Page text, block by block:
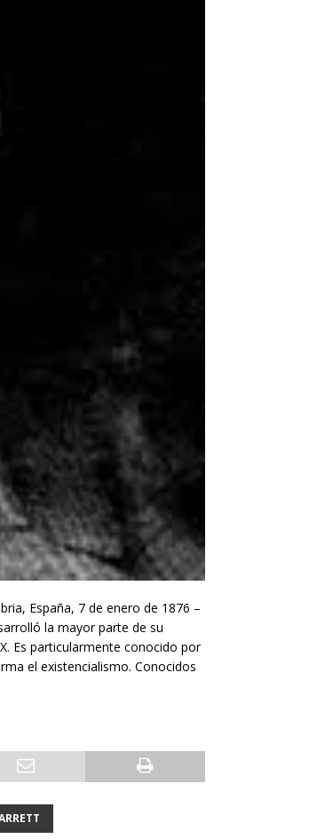
España, 7 de enero de 1876 –
la mayor parte de su
Es particularmente conocido por
el existencialismo. Conocidos